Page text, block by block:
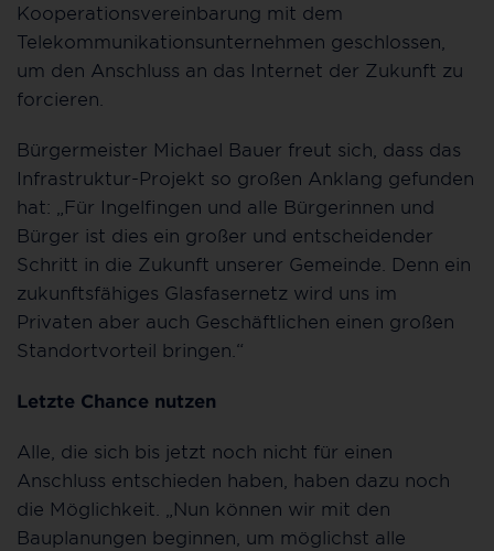
Kooperationsvereinbarung mit dem
Telekommunikationsunternehmen geschlossen,
um den Anschluss an das Internet der Zukunft zu
forcieren.
Bürgermeister Michael Bauer freut sich, dass das
Infrastruktur-Projekt so großen Anklang gefunden
hat: „Für Ingelfingen und alle Bürgerinnen und
Bürger ist dies ein großer und entscheidender
Schritt in die Zukunft unserer Gemeinde. Denn ein
zukunftsfähiges Glasfasernetz wird uns im
Privaten aber auch Geschäftlichen einen großen
Standortvorteil bringen.“
Letzte Chance nutzen
Alle, die sich bis jetzt noch nicht für einen
Anschluss entschieden haben, haben dazu noch
die Möglichkeit. „Nun können wir mit den
Bauplanungen beginnen, um möglichst alle